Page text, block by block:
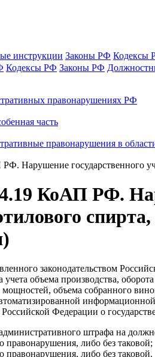
инструкции Законы РФ Кодексы
Кодексы РФ Законы РФ
правонарушениях РФ
часть
правонарушения в
Нарушение государственного
КоАП РФ.
законодательством
объема производства,
объема собранного
Российской Федерации о
штрафа на
правонарушения, либо без
правонарушения, либо без таковой.